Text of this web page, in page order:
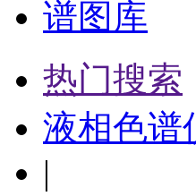
谱图库
热门搜索
液相色谱
|